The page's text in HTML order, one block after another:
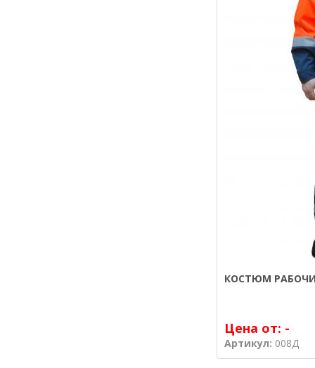
КОСТЮМ
Цена от: -
Артикул: 008Д